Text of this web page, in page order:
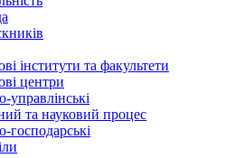
інститути та факультети
центри
управлінські
та науковий процес
господарські